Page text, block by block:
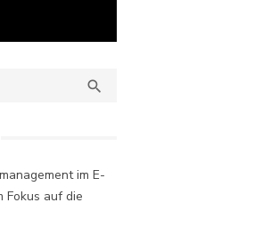

im E-
Fokus auf die